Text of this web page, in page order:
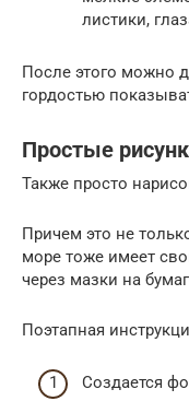
листики,
После этого можно
гордостью
Простые
Также просто
Причем это не
море тоже имеет
через мазки на
Поэтапная
Создается